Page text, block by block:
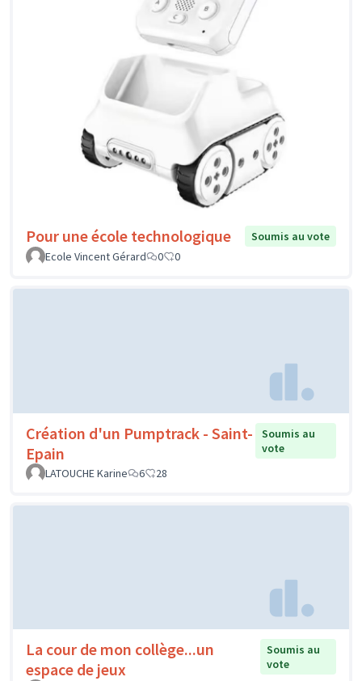
Pour une école technologique
Soumis au vote
Ecole Vincent Gérard
0 0
Création d'un Pumptrack - Saint-
Epain
Soumis au
vote
LATOUCHE Karine
6 28
La cour de mon collège...un
espace de jeux
Soumis au
vote